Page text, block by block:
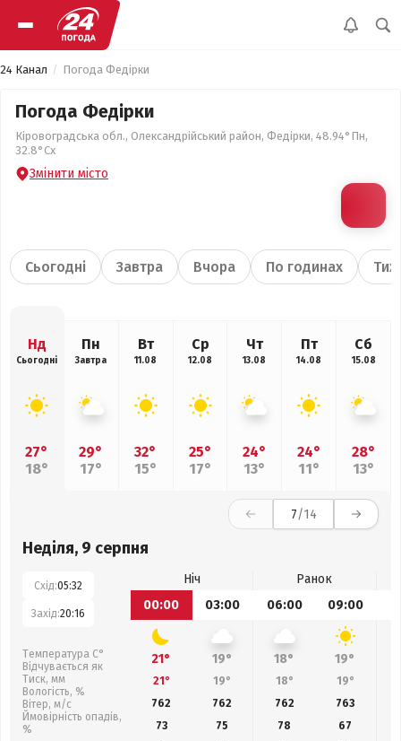
24 Канал Погода Федірки
Погода Федірки
Кіровоградська обл., Олександрійський район, Федірки, 48.94°Пн,
32.8°Сх
Змінити місто
Сьогодні Завтра Вчора По годинах
Нд
Сьогодні
27°
18°
Пн
Завтра
29°
17°
Вт
11.08
32°
15°
Ср
12.08
25°
17°
Чт
13.08
24°
13°
Пт
14.08
24°
11°
Сб
15.08
28°
13°
7/14
Неділя, 9 серпня
Схід:05:32
Захід:20:16
Температура С°
Відчувається як
Тиск, мм
Вологість, %
Вітер, м/с
Ймовірність опадів,
%
Ніч
Ранок
00:00
03:00 06:00 09:00
21° 19° 18° 19°
21° 19° 18° 19°
762
762 762 763
73
75 78
67